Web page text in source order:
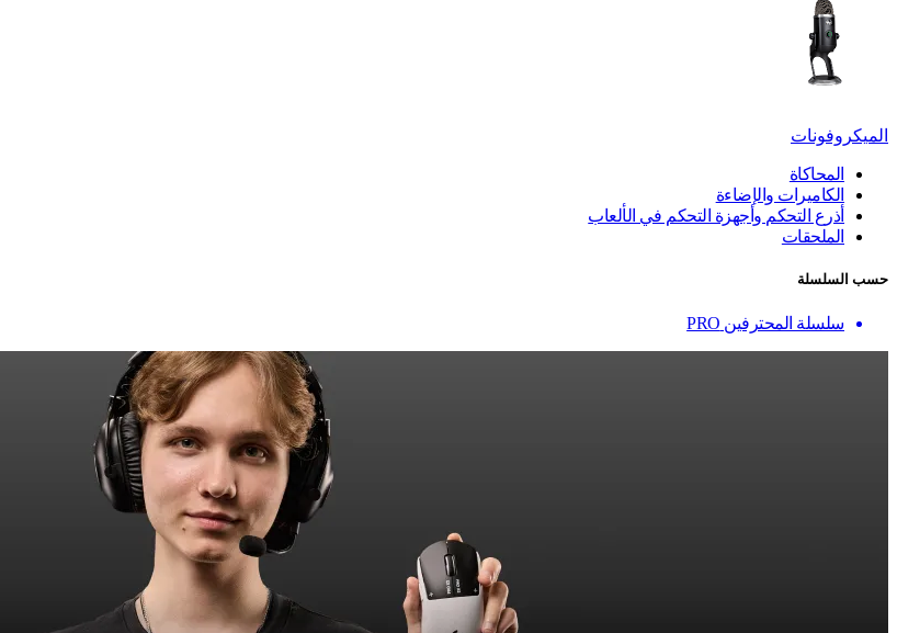
الميكروفونات
المحاكاة
الكاميرات والإضاءة
أذرع التحكم وأجهزة التحكم في الألعاب
الملحقات
حسب السلسلة
سلسلة المحترفين PRO